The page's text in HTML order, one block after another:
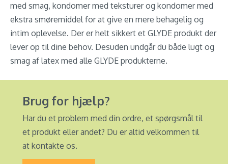
med smag, kondomer med teksturer og kondomer med
ekstra smøremiddel for at give en mere behagelig og
intim oplevelse. Der er helt sikkert et GLYDE produkt der
lever op til dine behov. Desuden undgår du både lugt og
smag af latex med alle GLYDE produkterne.
Brug for hjælp?
Har du et problem med din ordre, et spørgsmål til
et produkt eller andet? Du er altid velkommen til
at kontakte os.